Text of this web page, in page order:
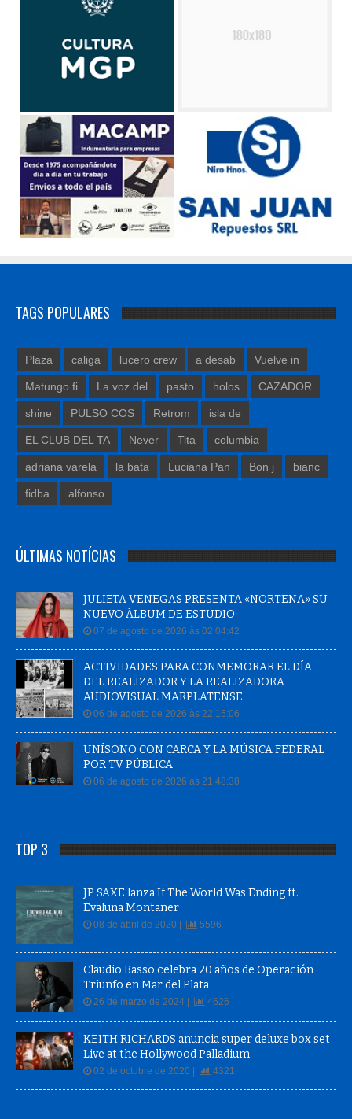
TAGS POPULARES
Plaza caliga lucero crew a desab Vuelve in
Matungo fi La voz del pasto holos CAZADOR
shine PULSO COS Retrom isla de
EL CLUB DEL TA Never Tita columbia
adriana varela la bata Luciana Pan Bon j bianc
fidba alfonso
ÚLTIMAS NOTÍCIAS
JULIETA VENEGAS PRESENTA «NORTEÑA» SU
NUEVO ÁLBUM DE ESTUDIO
07 de agosto de 2026 às 02:04:42
ACTIVIDADES PARA CONMEMORAR EL DÍA
DEL REALIZADOR Y LA REALIZADORA
AUDIOVISUAL MARPLATENSE
06 de agosto de 2026 às 22:15:06
UNÍSONO CON CARCA Y LA MÚSICA FEDERAL
POR TV PÚBLICA
06 de agosto de 2026 às 21:48:38
TOP 3
JP SAXE lanza If The World Was Ending ft.
Evaluna Montaner
08 de abril de 2020 | 5596
Claudio Basso celebra 20 años de Operación
Triunfo en Mar del Plata
26 de marzo de 2024 | 4626
KEITH RICHARDS anuncia super deluxe box set
Live at the Hollywood Palladium
02 de octubre de 2020 | 4321